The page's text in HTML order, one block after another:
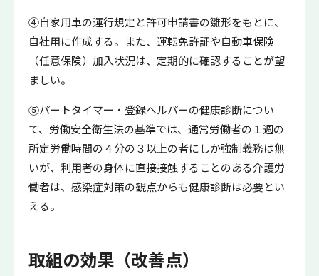
④自家用車の運行規定と許可申請書の雛形をもとに、
自社用に作成する。また、運転免許証や自動車保険
（任意保険）加入状況は、定期的に確認することが望
ましい。
⑤パートタイマー・登録ヘルパーの健康診断につい
て、労働安全衛生法の基準では、通常労働者の１週の
所定労働時間の４分の３以上の者にしか強制義務は無
いが、利用者の身体に直接接触することのある介護労
働者は、感染症対策の観点からも健康診断は必要とい
える。
取組の効果（改善点）